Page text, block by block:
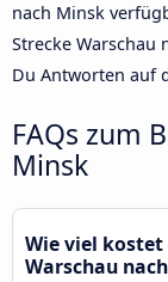
nach Minsk
Strecke Warschau
Du Antworten auf
FAQs zum
Minsk
Wie viel
Warschau